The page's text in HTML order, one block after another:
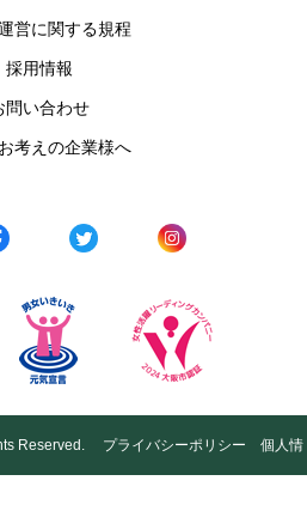
営に関する規程
採用情報
問い合わせ
考えの企業様へ
Reserved. プライバシーポリシー 個人情